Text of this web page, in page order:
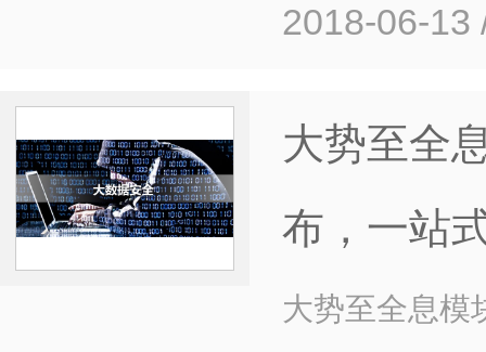
2018-06-13
大势至全
布，一站
大势至全息模